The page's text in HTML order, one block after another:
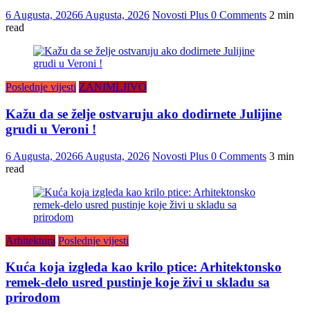
6 Augusta, 20266 Augusta, 2026 Novosti Plus 0 Comments 2 min
read
Poslednje vijesti ZANIMLJIVO
Kažu da se želje ostvaruju ako dodirnete Julijine
grudi u Veroni !
6 Augusta, 20266 Augusta, 2026 Novosti Plus 0 Comments 3 min
read
Arhitektura Poslednje vijesti
Kuća koja izgleda kao krilo ptice: Arhitektonsko
remek-delo usred pustinje koje živi u skladu sa
prirodom